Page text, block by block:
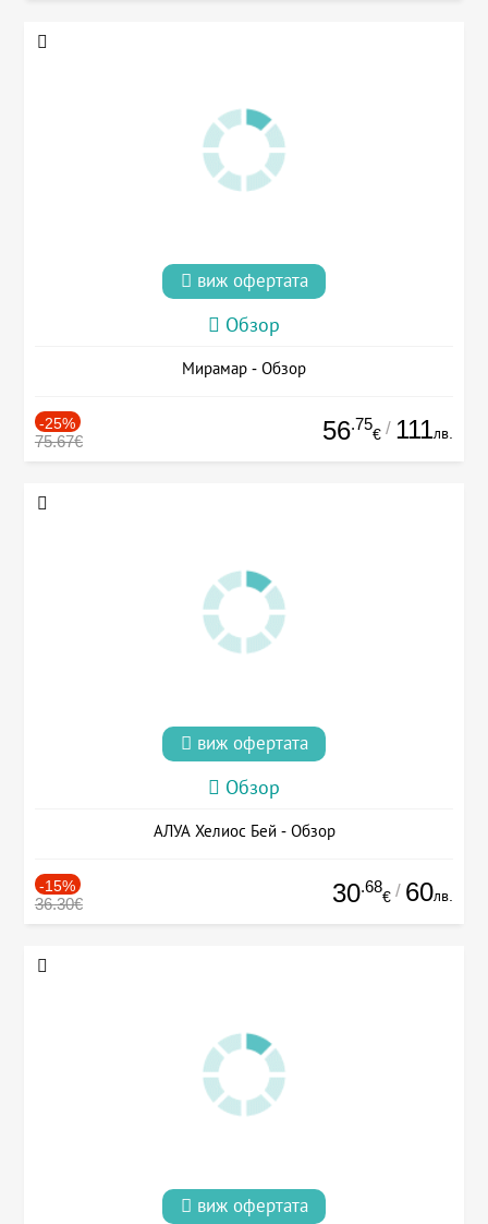
виж офертата
Обзор
Мирамар - Обзор
-25%
75.67€ 56.75
€ / 111лв.
виж офертата
Обзор
АЛУА Хелиос Бей - Обзор
-15%
36.30€ 30.68
€ / 60лв.
виж офертата